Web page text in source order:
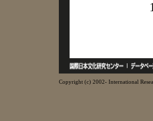
Copyright (c) 2002- International